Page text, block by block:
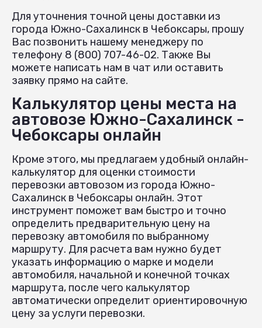
Для уточнения точной цены доставки из
города Южно-Сахалинск в Чебоксары, прошу
Вас позвонить нашему менеджеру по
телефону 8 (800) 707-46-02. Также Вы
можете написать нам в чат или оставить
заявку прямо на сайте.
Калькулятор цены места на
автовозе Южно-Сахалинск -
Чебоксары онлайн
Кроме этого, мы предлагаем удобный онлайн-
калькулятор для оценки стоимости
перевозки автовозом из города Южно-
Сахалинск в Чебоксары онлайн. Этот
инструмент поможет вам быстро и точно
определить предварительную цену на
перевозку автомобиля по выбранному
маршруту. Для расчета вам нужно будет
указать информацию о марке и модели
автомобиля, начальной и конечной точках
маршрута, после чего калькулятор
автоматически определит ориентировочную
цену за услуги перевозки.